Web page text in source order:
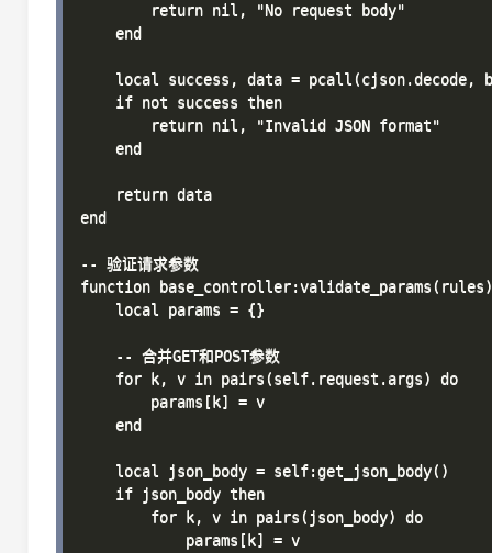
        return nil, "No request body"
    end
local success, data = pcall(cjson.decode,
    if not success then
        return nil, "Invalid JSON format"
    end
    return data
end
-- 验证请求参数
function base_controller:validate_params(rules)
    local params = {}
    -- 合并GET和POST参数
    for k, v in pairs(self.request.args) do
        params[k] = v
    end
    local json_body = self:get_json_body()
    if json_body then
        for k, v in pairs(json_body) do
            params[k] = v